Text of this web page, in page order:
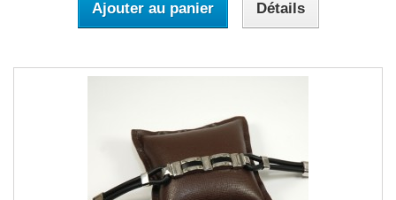
Ajouter au panier Détails